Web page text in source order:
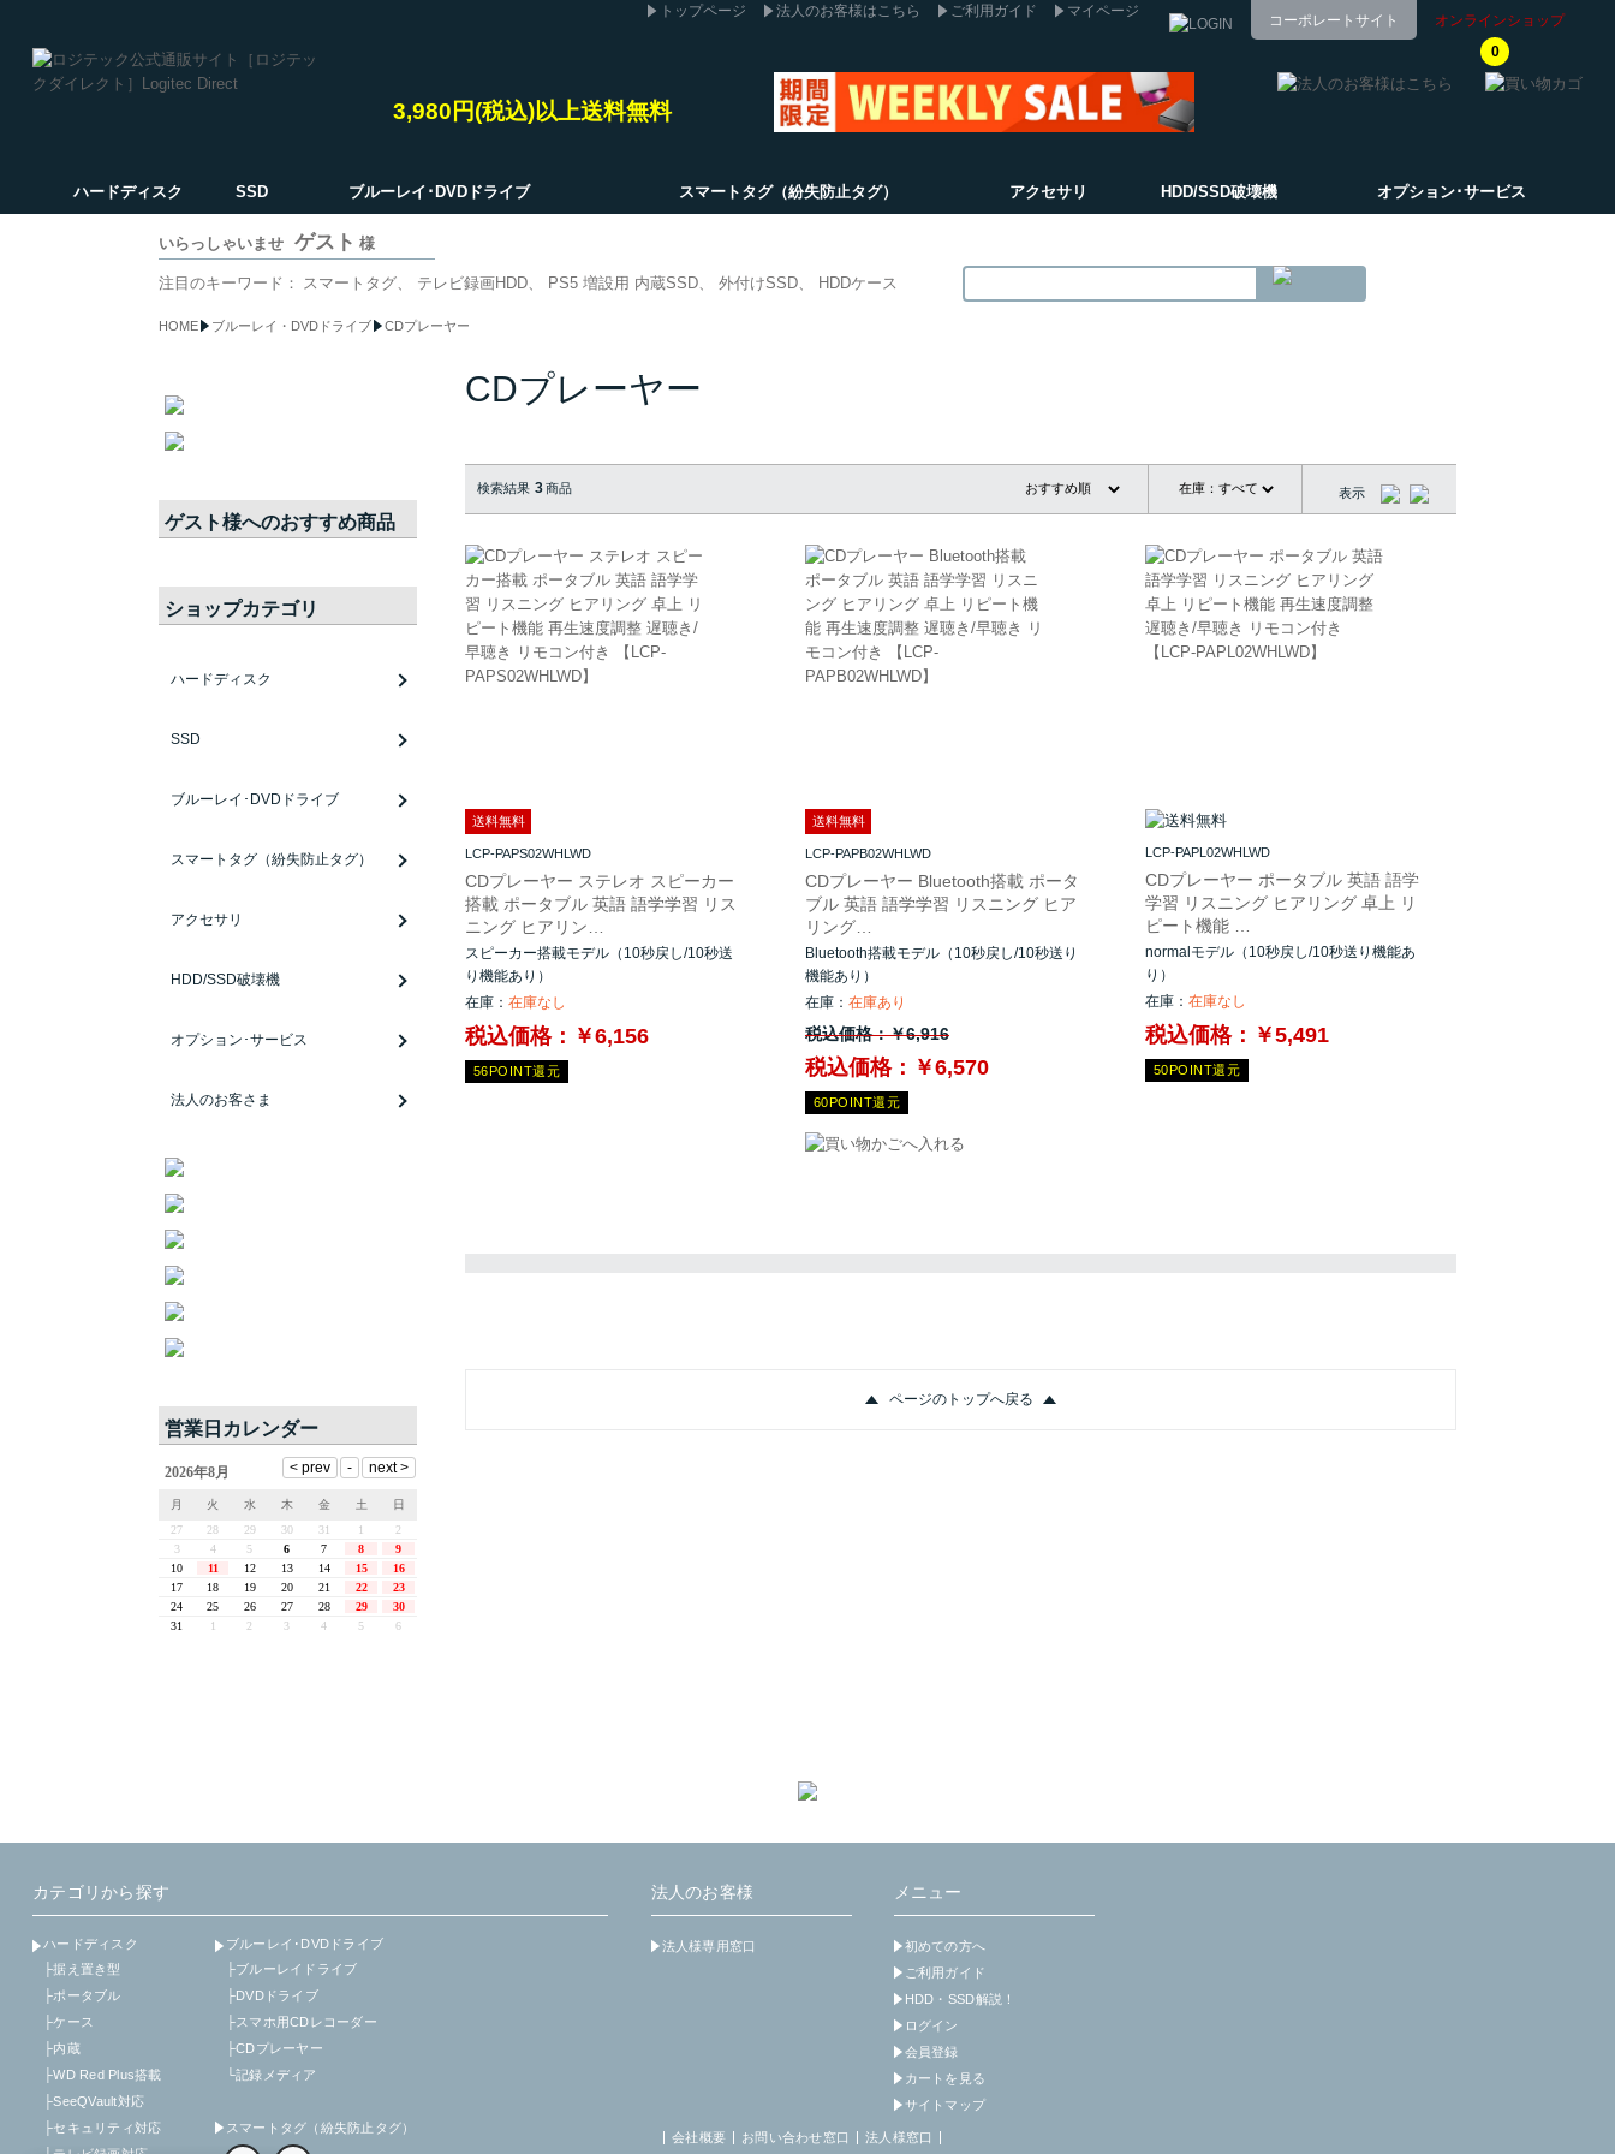
トップページ 法人のお客様はこちら ご利用ガイド マイページ
コーポレートサイト オンラインショップ
3,980円(税込)以上送料無料
0
ハードディスク SSD ブルーレイ･DVDドライブ スマートタグ（紛失防止タグ） アクセサリ HDD/SSD破壊機 オプション･サービス
いらっしゃいませ ゲスト 様
注目のキーワード： スマートタグ テレビ録画HDD PS5 増設用 内蔵SSD 外付けSSD HDDケース
HOME ブルーレイ・DVDドライブ CDプレーヤー
CDプレーヤー
表示
検索結果 3商品
送料無料
LCP-PAPS02WHLWD
CDプレーヤー ステレオ スピーカー
搭載 ポータブル 英語 語学学習 リス
ニング ヒアリン…
スピーカー搭載モデル（10秒戻し/10秒送
り機能あり）
在庫： 在庫なし
税込価格：￥6,156
56POINT還元
送料無料
LCP-PAPB02WHLWD
CDプレーヤー Bluetooth搭載 ポータ
ブル 英語 語学学習 リスニング ヒア
リング…
Bluetooth搭載モデル（10秒戻し/10秒送り
機能あり）
在庫： 在庫あり
税込価格：￥6,916
税込価格：￥6,570
60POINT還元
LCP-PAPL02WHLWD
CDプレーヤー ポータブル 英語 語学
学習 リスニング ヒアリング 卓上 リ
ピート機能 …
normalモデル（10秒戻し/10秒送り機能あ
り）
在庫： 在庫なし
税込価格：￥5,491
50POINT還元
ページのトップへ戻る
ゲスト様へのおすすめ商品
ショップカテゴリ
ハードディスク
SSD
ブルーレイ･DVDドライブ
スマートタグ（紛失防止タグ）
アクセサリ
HDD/SSD破壊機
オプション･サービス
法人のお客さま
営業日カレンダー
カテゴリから探す
ハードディスク
├据え置き型
├ポータブル
├ケース
├内蔵
├WD Red Plus搭載
├SeeQVault対応
├セキュリティ対応
ブルーレイ･DVDドライブ
├ブルーレイドライブ
├DVDドライブ
├スマホ用CDレコーダー
├CDプレーヤー
└記録メディア
スマートタグ（紛失防止タグ）
法人のお客様
法人様専用窓口
メニュー
初めての方へ
ご利用ガイド
HDD・SSD解説！
ログイン
会員登録
カートを見る
サイトマップ
会社概要 お問い合わせ窓口 法人様窓口